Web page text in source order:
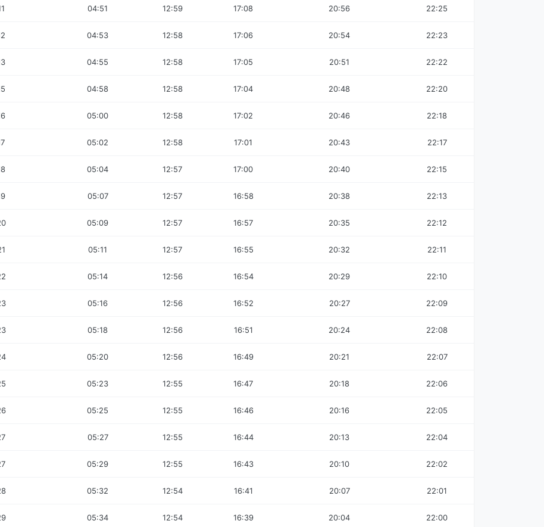
04:51 12:59 17:08 20:56 22:25
04:53 12:58 17:06 20:54 22:23
04:55 12:58 17:05 20:51 22:22
04:58 12:58 17:04 20:48 22:20
05:00 12:58 17:02 20:46 22:18
05:02 12:58 17:01 20:43 22:17
05:04 12:57 17:00 20:40 22:15
05:07 12:57 16:58 20:38 22:13
05:09 12:57 16:57 20:35 22:12
05:11 12:57 16:55 20:32 22:11
05:14 12:56 16:54 20:29 22:10
05:16 12:56 16:52 20:27 22:09
05:18 12:56 16:51 20:24 22:08
05:20 12:56 16:49 20:21 22:07
05:23 12:55 16:47 20:18 22:06
05:25 12:55 16:46 20:16 22:05
05:27 12:55 16:44 20:13 22:04
05:29 12:55 16:43 20:10 22:02
05:32 12:54 16:41 20:07 22:01
05:34 12:54 16:39 20:04 22:00